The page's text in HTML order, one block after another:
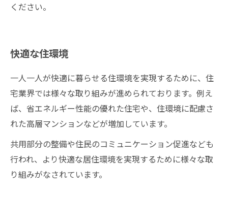
ください。
快適な住環境
一人一人が快適に暮らせる住環境を実現するために、住
宅業界では様々な取り組みが進められております。例え
ば、省エネルギー性能の優れた住宅や、住環境に配慮さ
れた高層マンションなどが増加しています。
共用部分の整備や住民のコミュニケーション促進なども
行われ、より快適な居住環境を実現するために様々な取
り組みがなされています。